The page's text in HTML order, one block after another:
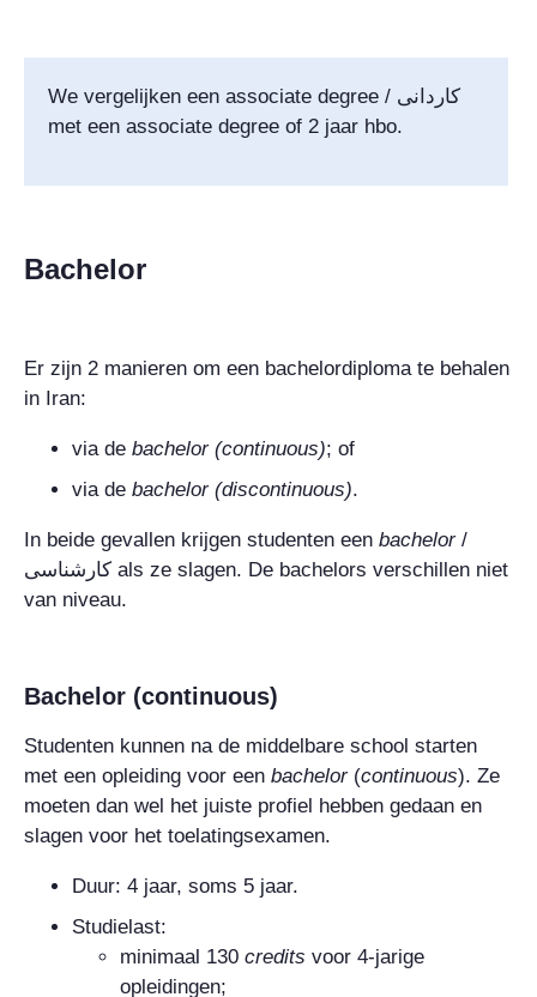
We vergelijken een associate degree / کاردانی
met een associate degree of 2 jaar hbo.
Bachelor
Er zijn 2 manieren om een bachelordiploma te behalen
in Iran:
via de bachelor (continuous); of
via de bachelor (discontinuous).
In beide gevallen krijgen studenten een bachelor /
کارشناسی als ze slagen. De bachelors verschillen niet
van niveau.
Bachelor (continuous)
Studenten kunnen na de middelbare school starten
met een opleiding voor een bachelor (continuous). Ze
moeten dan wel het juiste profiel hebben gedaan en
slagen voor het toelatingsexamen.
Duur: 4 jaar, soms 5 jaar.
Studielast:
minimaal 130 credits voor 4-jarige
opleidingen;